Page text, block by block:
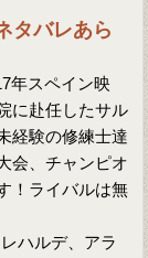
タバレあら
年スペイン映
に赴任したサル
経験の修練士達
会、チャンピオ
！ライバルは無
ハルデ、アラ